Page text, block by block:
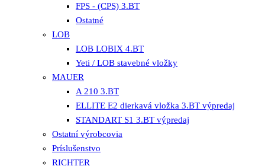
FPS - (CPS) 3.BT
Ostatné
LOB
LOB LOBIX 4.BT
Yeti / LOB stavebné vložky
MAUER
A 210 3.BT
ELLITE E2 dierkavá vložka 3.BT výpredaj
STANDART S1 3.BT výpredaj
Ostatní výrobcovia
Príslušenstvo
RICHTER